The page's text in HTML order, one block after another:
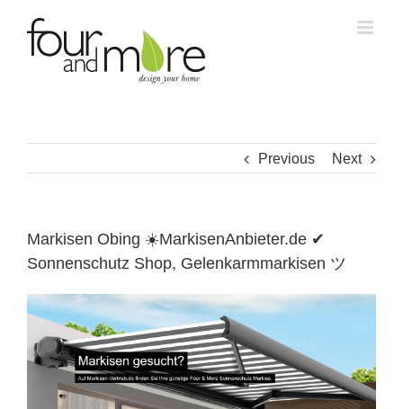
content
Previous Next
Markisen Obing ☀️MarkisenAnbieter.de ✔
Sonnenschutz Shop, Gelenkarmmarkisen ツ